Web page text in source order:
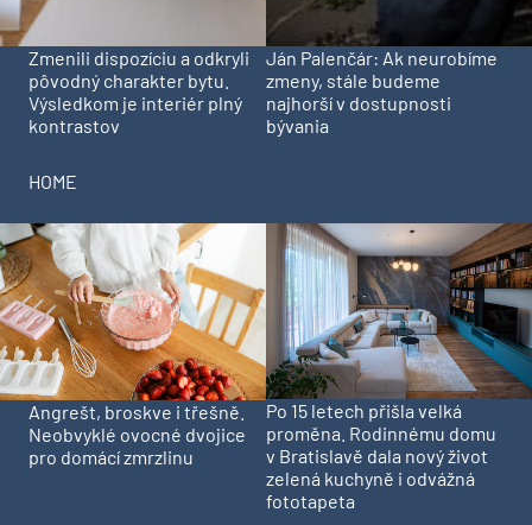
Zmenili dispozíciu a odkryli
pôvodný charakter bytu.
Výsledkom je interiér plný
kontrastov
Ján Palenčár: Ak neurobíme
zmeny, stále budeme
najhorší v dostupnosti
bývania
HOME
Angrešt, broskve i třešně.
Neobvyklé ovocné dvojice
pro domácí zmrzlinu
Po 15 letech přišla velká
proměna. Rodinnému domu
v Bratislavě dala nový život
zelená kuchyně i odvážná
fototapeta